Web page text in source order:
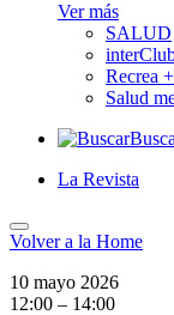
Ver más
SALUD
Recrea
Salud
La Revista
Volver a la Home
10 mayo 2026
12:00 – 14:00